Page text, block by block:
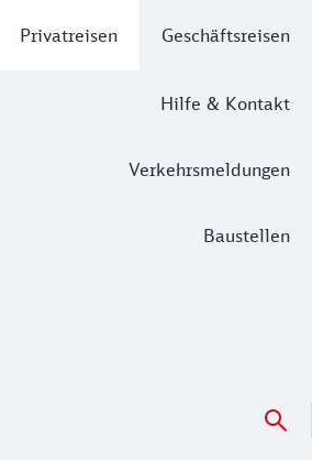
Privatreisen Geschäftsreisen
Hilfe & Kontakt
Verkehrsmeldungen
Baustellen